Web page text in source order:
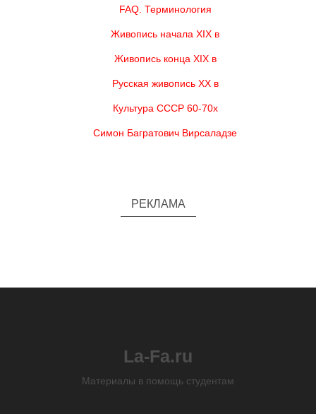
FAQ. Терминология
Живопись начала XIX в
Живопись конца XIX в
Русская живопись XX в
Культура СССР 60-70х
Симон Багратович Вирсаладзе
РЕКЛАМА
La-Fa.ru
Материалы в помощь студентам